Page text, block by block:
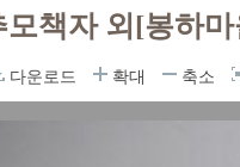
모책자 외[봉하
다운로드 확대 축소